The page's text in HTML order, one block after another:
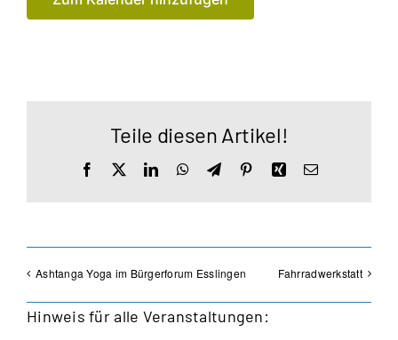
Teile diesen Artikel!
Facebook LinkedInWhatsApp
TelegramPinterestXingE-
Ashtanga Yoga im Bürgerforum Esslingen Fahrradwerkstatt
Hinweis für alle Veranstaltungen: